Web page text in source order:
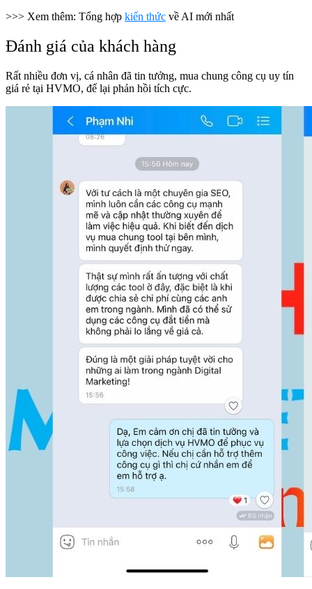
>>> Xem thêm: Tổng hợp kiến thức về AI mới nhất
Đánh giá của khách hàng
Rất nhiều đơn vị, cá nhân đã tin tưởng, mua chung công cụ uy tín
giá rẻ tại HVMO, để lại phản hồi tích cực.